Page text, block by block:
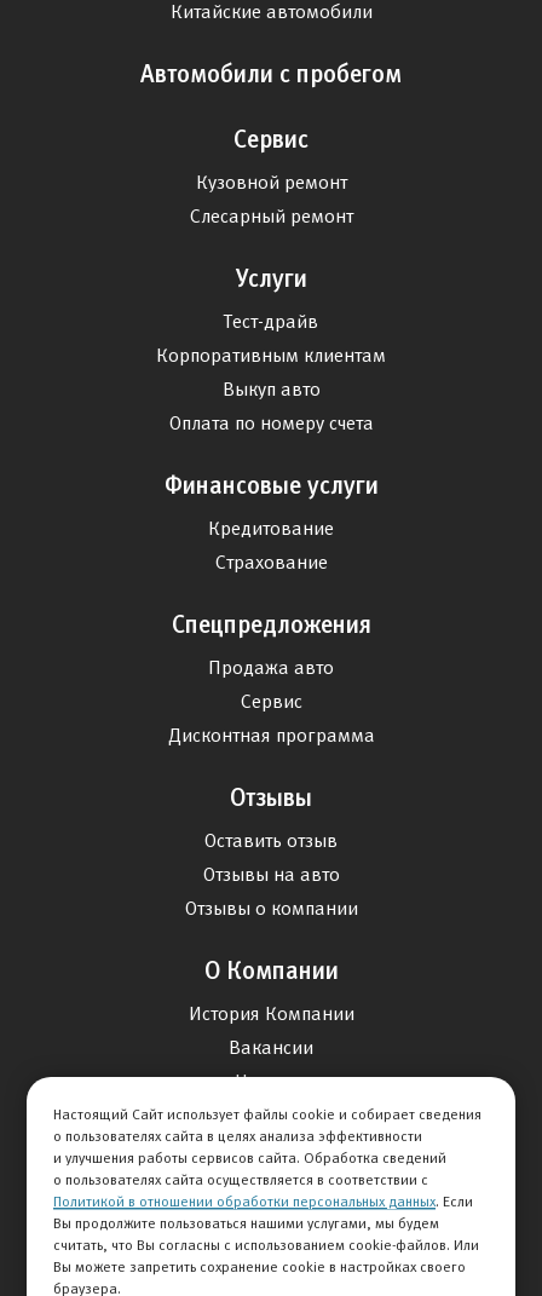
Китайские автомобили
Автомобили с пробегом
Сервис
Кузовной ремонт
Слесарный ремонт
Услуги
Тест-драйв
Корпоративным клиентам
Выкуп авто
Оплата по номеру счета
Финансовые услуги
Кредитование
Страхование
Спецпредложения
Продажа авто
Сервис
Дисконтная программа
Отзывы
Оставить отзыв
Отзывы на авто
Отзывы о компании
О Компании
История Компании
Вакансии
Новости
Карта сайта
Контакты
+7 495 234-33-66
Настоящий Сайт использует файлы cookie и собирает сведения
о пользователях сайта в целях анализа эффективности
и улучшения работы сервисов сайта. Обработка сведений
о пользователях сайта осуществляется в соответствии с
Политикой в отношении обработки персональных данных. Если
Вы продолжите пользоваться нашими услугами, мы будем
считать, что Вы согласны с использованием cookie-файлов. Или
Вы можете запретить сохранение cookie в настройках своего
браузера.